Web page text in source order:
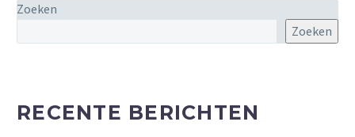
Zoeken
Zoeken
RECENTE BERICHTEN